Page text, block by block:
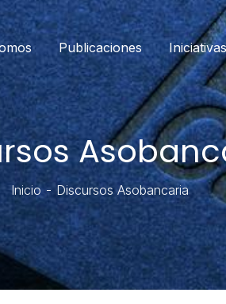
Publicaciones Iniciativas
Inicio Discursos Asobancaria